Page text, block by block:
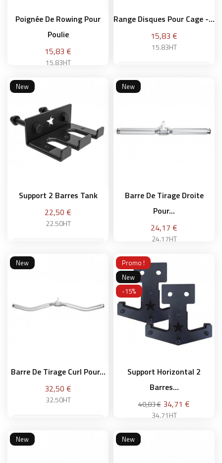
Poignée De Rowing Pour
Poulie
Prix
15,83 €
15.83HT
Ajouter au panier
Range Disques Pour Cage -...
Prix
15,83 €
15.83HT
Ajouter au panier
Support 2 Barres Tank
Prix
22,50 €
22.50HT
New
Barre De Tirage Droite
Pour...
Prix
24,17 €
24.17HT
Ajouter au panier
New
Barre De Tirage Curl Pour...
Prix
32,50 €
32.50HT
New
Support Horizontal 2
Barres...
40,83 € Prix
34,71 €
34.71HT
Promo !
New
-15%
New New